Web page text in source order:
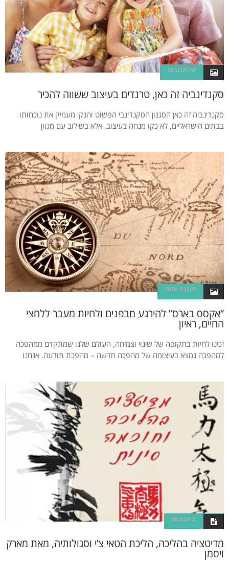
אין תגובות
סקנדינביה זה כאן, טרנדים בעיצוב ששווה להכיר
סקנדינביה זה כאן הסגנון הסקנדינבי הפשוט והנקי מעמיק את נוכחותו
בבתים הישראליים, לא כקו מנחה בעיצוב, אלא בשילוב עם מגוון
תגובה אחת
“אקסס בארס” להירגע מבפנים ולחיות מעבר ללחצי
החיים, ראיון
זכינו לחיות בתקופה של שינוי וצמיחה, העולם שלנו שמתקדם ממהפכה
למהפכה נמצא בעיצומה של מהפכה חדשה – מהפכת תודעה. אנחנו
2 תגובות
מדיטציה בהליכה, הליכת הטאי צ’י וסגולותיה, מאת מארק
ויסמן